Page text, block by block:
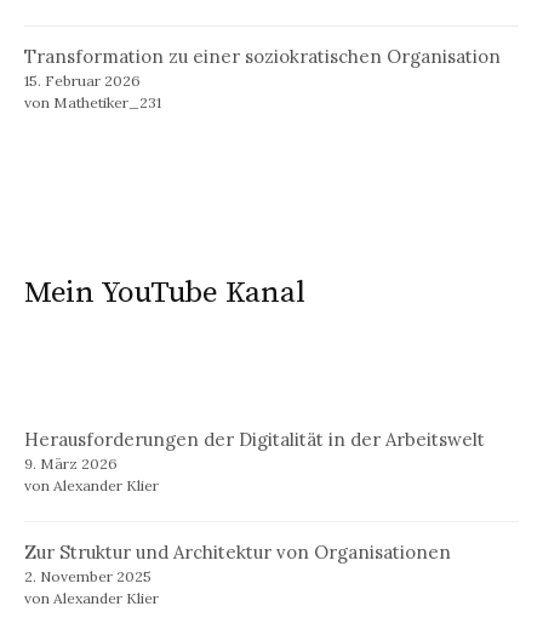
Transformation zu einer soziokratischen Organisation
15. Februar 2026
von Mathetiker_231
Mein YouTube Kanal
Herausforderungen der Digitalität in der Arbeitswelt
9. März 2026
von Alexander Klier
Zur Struktur und Architektur von Organisationen
2. November 2025
von Alexander Klier